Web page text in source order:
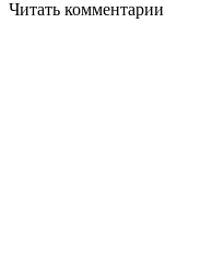
Читать комментарии